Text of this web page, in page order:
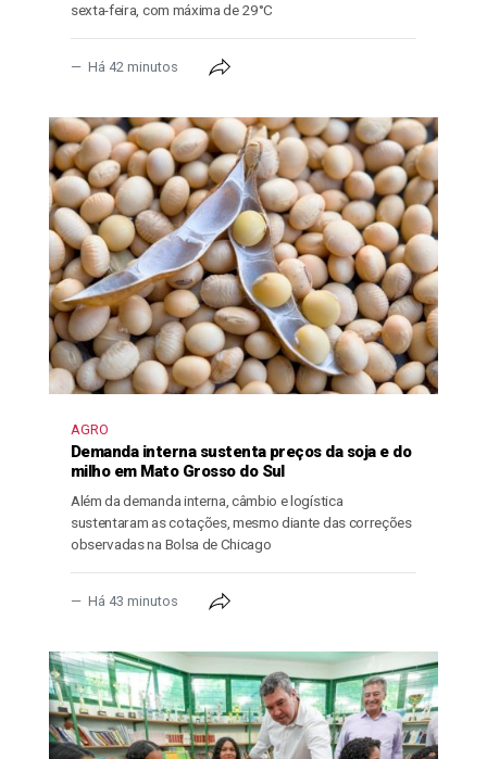
sexta-feira, com máxima de 29°C
Há 42 minutos
AGRO
Demanda interna sustenta preços da soja e do
milho em Mato Grosso do Sul
Além da demanda interna, câmbio e logística
sustentaram as cotações, mesmo diante das correções
observadas na Bolsa de Chicago
Há 43 minutos